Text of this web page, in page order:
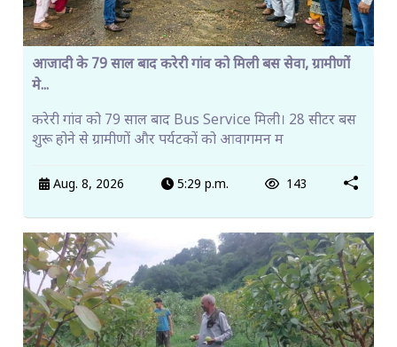
आजादी के 79 साल बाद करेरी गांव को मिली बस सेवा, ग्रामीणों
मे...
करेरी गांव को 79 साल बाद Bus Service मिली। 28 सीटर बस
शुरू होने से ग्रामीणों और पर्यटकों को आवागमन म
Aug. 8, 2026 5:29 p.m. 143